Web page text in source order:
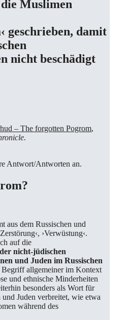
Muslimen
geschrieben, damit
nicht beschädigt
– The forgotten Pogrom,
Antwort/Antworten an.
aus dem Russischen und
›Verwüstung‹.
auf die
nicht-jüdischen
und Juden im Russischen
Begriff allgemeiner im Kontext
und ethnische Minderheiten
besonders als Wort für
Juden verbreitet, wie etwa
während des